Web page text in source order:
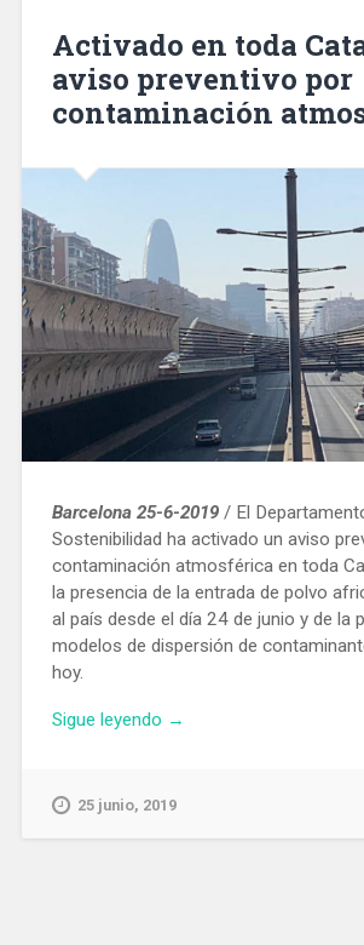
del
Sur
que
Activado en toda
aviso preventivo por
contaminación
Barcelona 25-6-2019/ El
Sostenibilidad ha activado un aviso
contaminación atmosférica en toda
la presencia de la entrada de polvo
al país desde el día 24 de junio y de la
modelos de dispersión de
hoy.
Sigue leyendo «Activado
Cataluña
→
25 junio, 2019